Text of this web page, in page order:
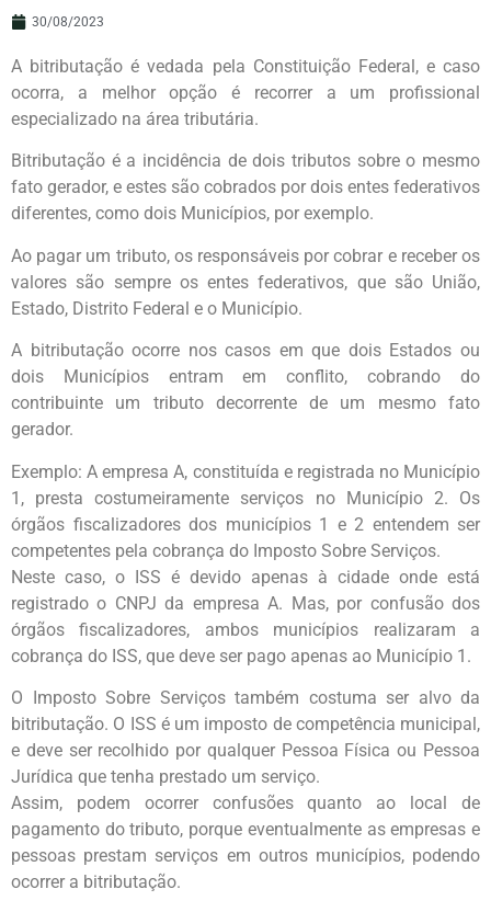
30/08/2023
A bitributação é vedada pela Constituição Federal, e caso
ocorra, a melhor opção é recorrer a um profissional
especializado na área tributária.
Bitributação é a incidência de dois tributos sobre o mesmo
fato gerador, e estes são cobrados por dois entes federativos
diferentes, como dois Municípios, por exemplo.
Ao pagar um tributo, os responsáveis por cobrar e receber os
valores são sempre os entes federativos, que são União,
Estado, Distrito Federal e o Município.
A bitributação ocorre nos casos em que dois Estados ou
dois Municípios entram em conflito, cobrando do
contribuinte um tributo decorrente de um mesmo fato
gerador.
Exemplo: A empresa A, constituída e registrada no Município
1, presta costumeiramente serviços no Município 2. Os
órgãos fiscalizadores dos municípios 1 e 2 entendem ser
competentes pela cobrança do Imposto Sobre Serviços.
Neste caso, o ISS é devido apenas à cidade onde está
registrado o CNPJ da empresa A. Mas, por confusão dos
órgãos fiscalizadores, ambos municípios realizaram a
cobrança do ISS, que deve ser pago apenas ao Município 1.
O Imposto Sobre Serviços também costuma ser alvo da
bitributação. O ISS é um imposto de competência municipal,
e deve ser recolhido por qualquer Pessoa Física ou Pessoa
Jurídica que tenha prestado um serviço.
Assim, podem ocorrer confusões quanto ao local de
pagamento do tributo, porque eventualmente as empresas e
pessoas prestam serviços em outros municípios, podendo
ocorrer a bitributação.